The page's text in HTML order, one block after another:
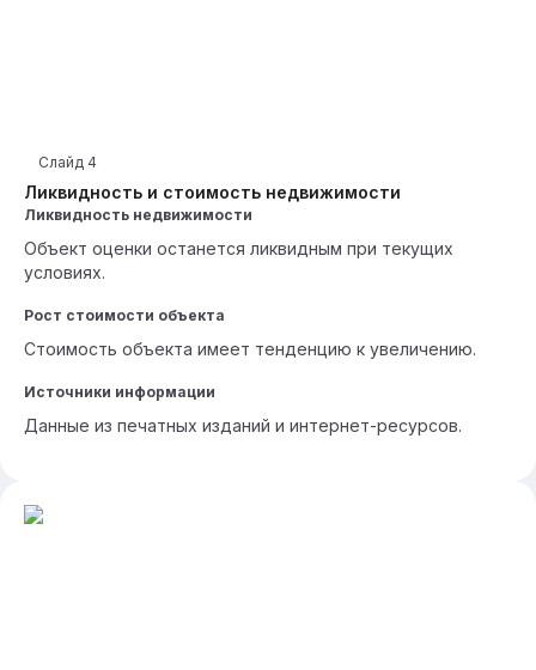
Ликвидность и стоимость недвижимости
Слайд 4
Ликвидность недвижимости
Объект оценки останется ликвидным при текущих
условиях.
Рост стоимости объекта
Стоимость объекта имеет тенденцию к увеличению.
Источники информации
Данные из печатных изданий и интернет-ресурсов.